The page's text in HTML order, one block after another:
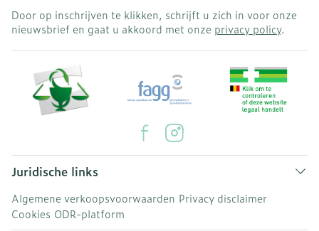
Door op inschrijven te klikken, schrijft u zich in voor onze
nieuwsbrief en gaat u akkoord met onze privacy policy.
Juridische links
Algemene verkoopsvoorwaarden Privacy disclaimer
Cookies ODR-platform